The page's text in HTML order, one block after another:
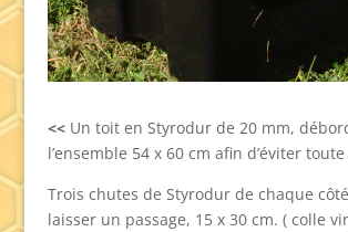
<<Un toit en Styrodur de 20 mm,
l’ensemble 54 x 60 cm afin d’éviter
Trois chutes de Styrodur de chaque
laisser un passage, 15 x 30 cm. ( colle